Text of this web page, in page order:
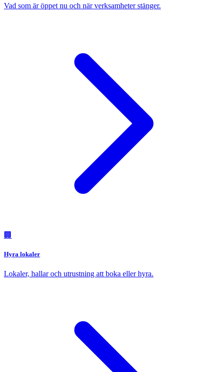
Vad som är öppet nu och när verksamheter stänger.
🏢
Hyra lokaler
Lokaler, hallar och utrustning att boka eller hyra.